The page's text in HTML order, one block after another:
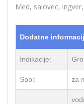
Med, salovec,
Dodatne
Indikacije:
Spol: za